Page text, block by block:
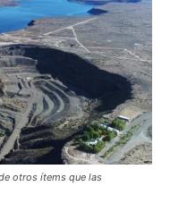
otros ítems que las